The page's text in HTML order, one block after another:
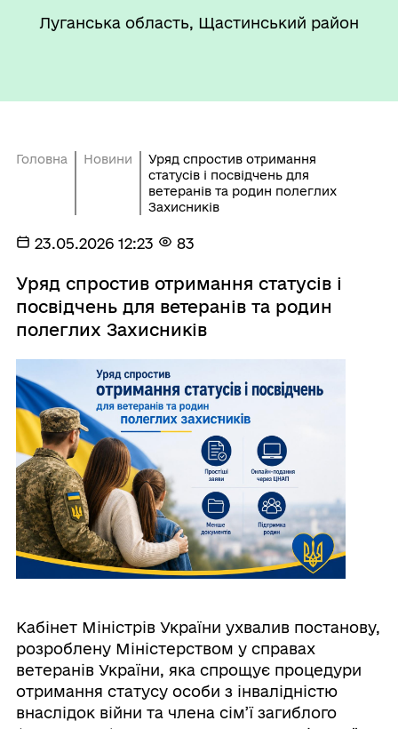
Луганська область, Щастинський район
Головна Новини
Уряд спростив отримання
статусів і посвідчень для
ветеранів та родин полеглих
Захисників
23.05.2026 12:23 83
Уряд спростив отримання статусів і
посвідчень для ветеранів та родин
полеглих Захисників
Кабінет Міністрів України ухвалив постанову,
розроблену Міністерством у справах
ветеранів України, яка спрощує процедури
отримання статусу особи з інвалідністю
внаслідок війни та члена сім’ї загиблого